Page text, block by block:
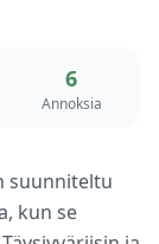
6
Annoksia
suunniteltu
kun se